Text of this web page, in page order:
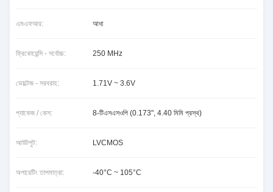
এমএফআর: আধা
ফ্রিকোয়েন্সি - সর্বোচ্চ: 250 MHz
ভোল্টেজ - সরবরাহ: 1.71V ~ 3.6V
প্যাকেজ / কেস: 8-টিএসএসওপি (0.173", 4.40 মিমি প্রস্থ)
আউটপুট: LVCMOS
অপারেটিং তাপমাত্রা: -40°C ~ 105°C